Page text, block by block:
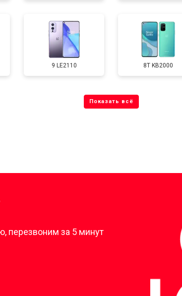
от 60 мин
9 LE2110 8T KB2000
перезвоним за 5 минут